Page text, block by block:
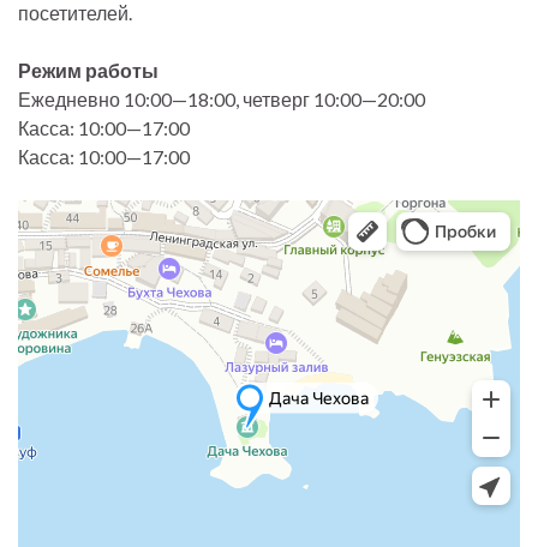
посетителей.
Режим работы
Ежедневно 10:00—18:00, четверг 10:00—20:00
Касса: 10:00—17:00
Касса: 10:00—17:00